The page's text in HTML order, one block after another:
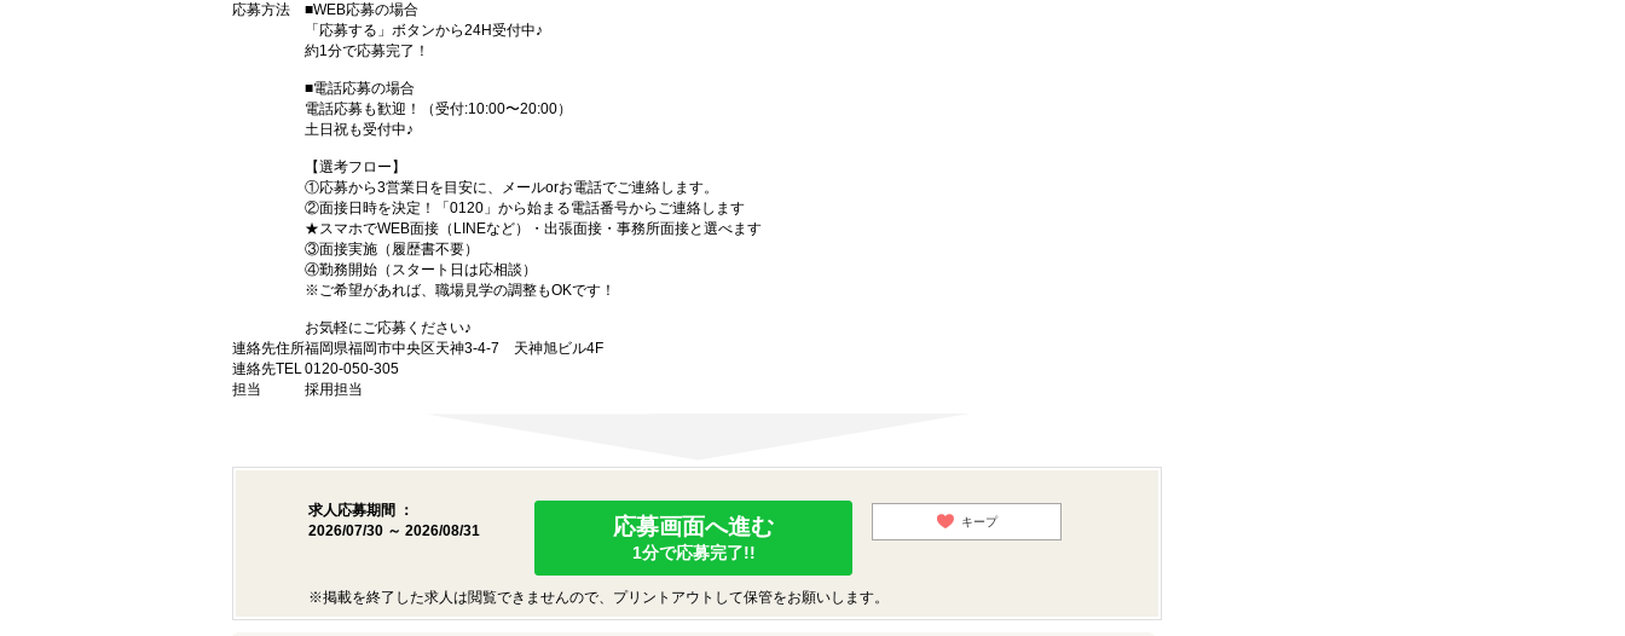
応募方法
■WEB応募の場合
「応募する」ボタンから24H受付中♪
約1分で応募完了！
■電話応募の場合
電話応募も歓迎！（受付:10:00〜20:00）
土日祝も受付中♪
【選考フロー】
①応募から3営業日を目安に、メールorお電話でご連絡します。
②面接日時を決定！「0120」から始まる電話番号からご連絡します
★スマホでWEB面接（LINEなど）・出張面接・事務所面接と選べます
③面接実施（履歴書不要）
④勤務開始（スタート日は応相談）
※ご希望があれば、職場見学の調整もOKです！
お気軽にご応募ください♪
連絡先住所福岡県福岡市中央区天神3-4-7 天神旭ビル4F
連絡先TEL0120-050-305
担当
採用担当
求人応募期間 ：
2026/07/30 ～ 2026/08/31
応募画面へ進む
1分で応募完了!!
キープ
※掲載を終了した求人は閲覧できませんので、プリントアウトして保管をお願いします。